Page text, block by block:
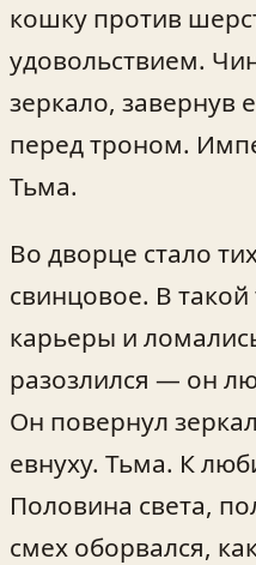
кошку против
удовольствием.
зеркало, завернув
перед троном.
Тьма.
Во дворце стало
свинцовое. В
карьеры и
разозлился — он
Он повернул
евнуху. Тьма. К
Половина света,
смех оборвался,